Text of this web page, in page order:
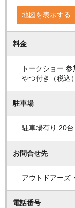
地図を表示する
料金
トークショー
やつ付き（税込）
駐車場
駐車場有り 20台
お問合せ先
アウトドアーズ
電話番号